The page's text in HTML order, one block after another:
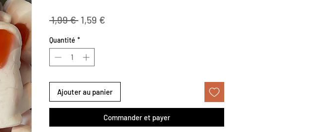
1,99 € Prix
1,59 €
Quantité *
Ajouter au panier
Commander et payer